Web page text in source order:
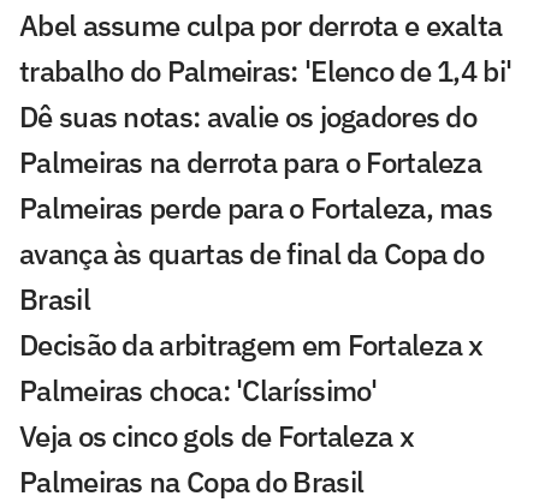
Abel assume culpa por derrota e exalta
trabalho do Palmeiras: 'Elenco de 1,4 bi'
Dê suas notas: avalie os jogadores do
Palmeiras na derrota para o Fortaleza
Palmeiras perde para o Fortaleza, mas
avança às quartas de final da Copa do
Brasil
Decisão da arbitragem em Fortaleza x
Palmeiras choca: 'Claríssimo'
Veja os cinco gols de Fortaleza x
Palmeiras na Copa do Brasil